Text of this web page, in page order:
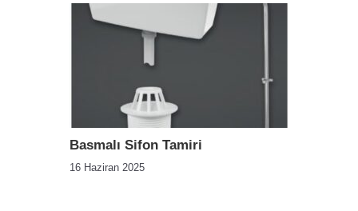
Basmalı Sifon Tamiri
16 Haziran 2025